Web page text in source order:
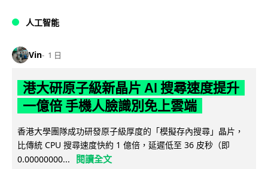
人工智能
Vin 1 日
港大研原子級新晶片 AI 搜尋速度提升
一億倍 手機人臉識別免上雲端
香港大學團隊成功研發原子級厚度的「模擬存內搜尋」晶片，
比傳統 CPU 搜尋速度快約 1 億倍，延遲低至 36 皮秒（即
0.00000000...
閱讀全文